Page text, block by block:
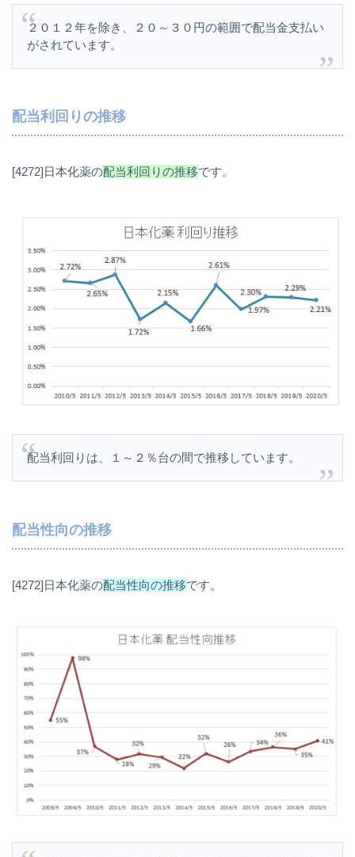
２０１２年を除き、２０～３０円の範囲で配当金支払い
がされています。
配当利回りの推移
[4272]日本化薬の配当利回りの推移です。
配当利回りは、１～２％台の間で推移しています。
配当性向の推移
[4272]日本化薬の配当性向の推移です。